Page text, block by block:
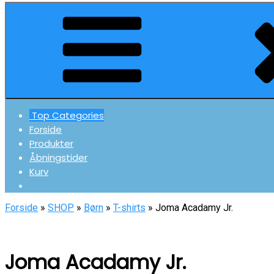
Top Categories
Forside
Produkter
Åbningstider
Kurv
Forside » SHOP » Børn » T-shirts » Joma Acadamy Jr.
Joma Acadamy Jr.